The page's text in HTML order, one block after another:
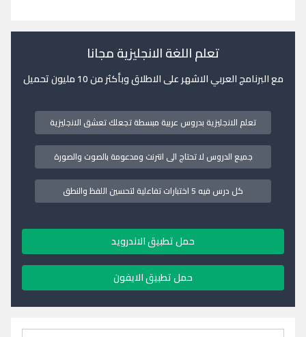
تعلم اللغة الانجليزية مجانا
مع البرنامج العربي الاشهر على الاطلاق وبأكثر من 10 مليون تحميل
تعلم الانجليزية بدروس عربية مبسطة تجعلك تعشق الانجليزية
جميع الدروس لا تحتاج الى انترنت ومدعومة بالصوت والصورة
كل درس فيه 5 اختبارات تفاعلية لتحسين اللفظ والنطق
حمل تطبيق الاندرويد
حمل تطبيق الايفون